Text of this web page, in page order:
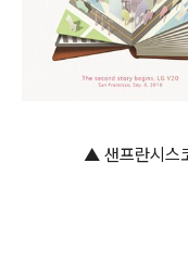
▲ 샌프